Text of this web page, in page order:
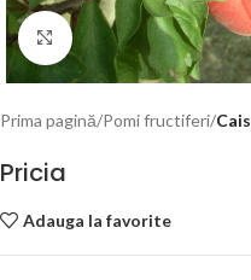
Click to enlarge
Prima pagină Pomi fructiferi Cais
Pricia
Adauga la favorite